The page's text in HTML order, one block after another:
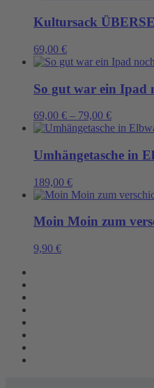
Kultursack
69,00 €
So gut war ein Ipad
69,00 € – 79,00 €
Umhängetasche in
189,00 €
Moin Moin zum
9,90 €